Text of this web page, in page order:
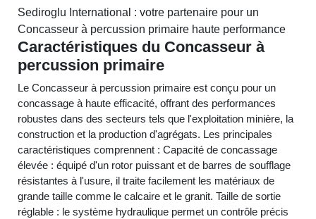
Sediroglu International : votre partenaire pour un
Concasseur à percussion primaire haute performance
Caractéristiques du Concasseur à
percussion primaire
Le Concasseur à percussion primaire est conçu pour un
concassage à haute efficacité, offrant des performances
robustes dans des secteurs tels que l'exploitation minière, la
construction et la production d'agrégats. Les principales
caractéristiques comprennent : Capacité de concassage
élevée : équipé d'un rotor puissant et de barres de soufflage
résistantes à l'usure, il traite facilement les matériaux de
grande taille comme le calcaire et le granit. Taille de sortie
réglable : le système hydraulique permet un contrôle précis